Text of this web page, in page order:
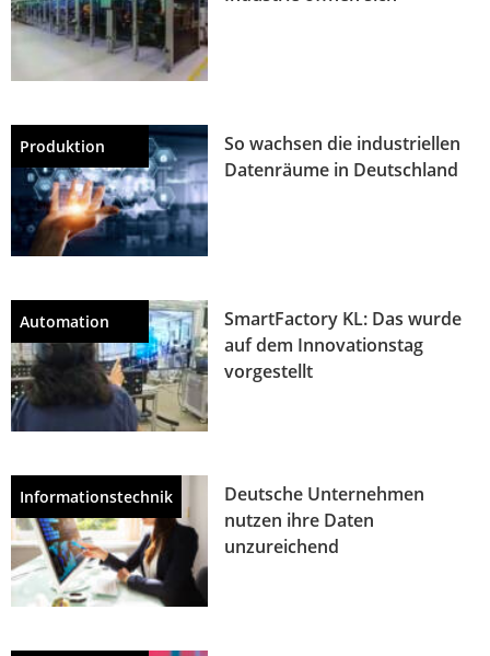
Produktion
So wachsen die industriellen
Datenräume in Deutschland
Automation
SmartFactory KL: Das wurde
auf dem Innovationstag
vorgestellt
Informationstechnik
Deutsche Unternehmen
nutzen ihre Daten
unzureichend